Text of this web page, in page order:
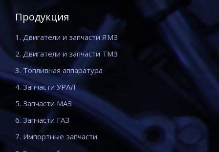
Продукция
1. Двигатели и запчасти ЯМЗ
2. Двигатели и запчасти ТМЗ
3. Топливная аппаратура
4. Запчасти УРАЛ
5. Запчасти МАЗ
6. Запчасти ГАЗ
7. Импортные запчасти